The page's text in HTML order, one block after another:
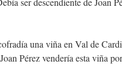
una viña en Val de
Pérez vendería esta viña